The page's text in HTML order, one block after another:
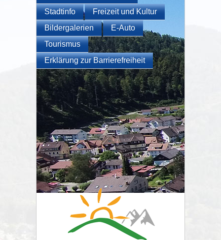
Stadtinfo
Freizeit und Kultur
Bildergalerien
E-Auto
Tourismus
Erklärung zur Barrierefreiheit